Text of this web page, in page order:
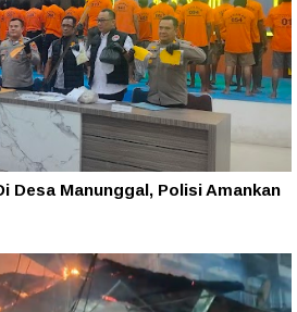
Desa Manunggal, Polisi Amankan